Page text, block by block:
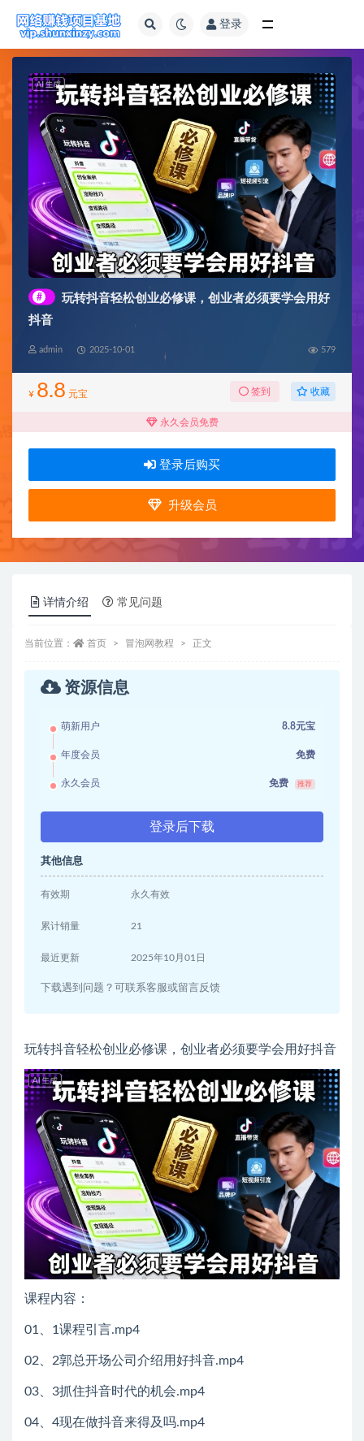
登录
#
玩转抖音轻松创业必修课，创业者必须要学会用好
抖音
admin 2025-10-01 579
¥ 8.8 元宝 签到 收藏
永久会员免费
登录后购买
升级会员
详情介绍 常见问题
当前位置： 首页 冒泡网教程 正文
资源信息
萌新用户 8.8元宝
年度会员 免费
永久会员 免费 推荐
登录后下载
其他信息
有效期 永久有效
累计销量 21
最近更新 2025年10月01日
下载遇到问题？可联系客服或留言反馈
玩转抖音轻松创业必修课，创业者必须要学会用好抖音
课程内容：
01、1课程引言.mp4
02、2郭总开场公司介绍用好抖音.mp4
03、3抓住抖音时代的机会.mp4
04、4现在做抖音来得及吗.mp4